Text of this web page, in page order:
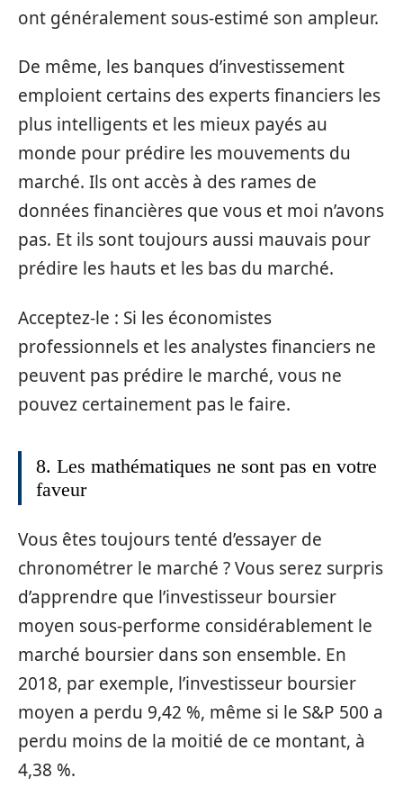
ont généralement sous-estimé son ampleur.
De même, les banques d’investissement
emploient certains des experts financiers les
plus intelligents et les mieux payés au
monde pour prédire les mouvements du
marché. Ils ont accès à des rames de
données financières que vous et moi n’avons
pas. Et ils sont toujours aussi mauvais pour
prédire les hauts et les bas du marché.
Acceptez-le : Si les économistes
professionnels et les analystes financiers ne
peuvent pas prédire le marché, vous ne
pouvez certainement pas le faire.
8. Les mathématiques ne sont pas en votre
faveur
Vous êtes toujours tenté d’essayer de
chronométrer le marché ? Vous serez surpris
d’apprendre que l’investisseur boursier
moyen sous-performe considérablement le
marché boursier dans son ensemble. En
2018, par exemple, l’investisseur boursier
moyen a perdu 9,42 %, même si le S&P 500 a
perdu moins de la moitié de ce montant, à
4,38 %.